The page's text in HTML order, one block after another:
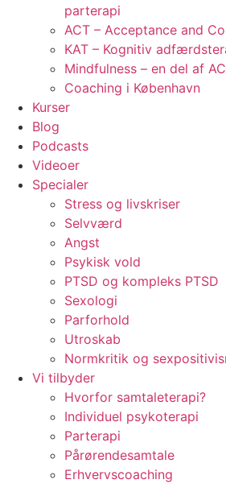
parterapi
ACT – Acceptance and
KAT – Kognitiv
Mindfulness – en del af
Coaching i København
Kurser
Blog
Podcasts
Videoer
Specialer
Stress og livskriser
Selvværd
Angst
Psykisk vold
PTSD og kompleks PTSD
Sexologi
Parforhold
Utroskab
Normkritik og
Vi tilbyder
Hvorfor samtaleterapi?
Individuel psykoterapi
Parterapi
Pårørendesamtale
Erhvervscoaching